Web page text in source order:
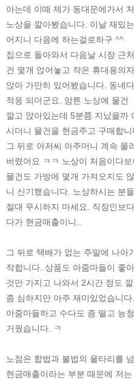
아는데 이때 제가 동대문에가서
노상을 깔아봤습니다. 이날 재밌
어지니 다음에 하는걸로하구 ^^
집으로 돌아와서 다음날 시장 근
건 몇개 얹어놓고 작은 휴대용의
앉아 가만히 있어봤습니다. 동네
적응 되더군요. 암튼 노상에 물건
깔고 앉아있는데 5분쯤 지났을까
시더니 물건을 현금주고 구매합니
그 뒤로 아저씨 아주머니 계속 몰
버렸어요 ㅋㅋ 노상이 처음이다보
물건도 가방에 몇개 가져오지도
니 신기했습니다. 노상하시는 분들
절대 무시하지 마세요. 직장인보
다가 현금매출이니..
그 뒤로 택배가 없는 주말에 나아
작합니다. 상품도 아줌마들이 좋
것만 가지고 나와서 2시간 정도
좀 심하지만 아주 재미있었습니다.
아줌마들하고 수다도 좀 떨고 능
거웠습니다. ㅋ
노점은 합법과 불법의 울타리를
현금매출이라는 부분 때문에 저